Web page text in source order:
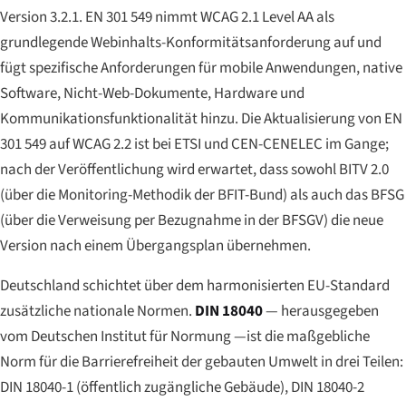
Version 3.2.1. EN 301 549 nimmt WCAG 2.1 Level AA als
grundlegende Webinhalts-Konformitätsanforderung auf und
fügt spezifische Anforderungen für mobile Anwendungen, native
Software, Nicht-Web-Dokumente, Hardware und
Kommunikationsfunktionalität hinzu. Die Aktualisierung von EN
301 549 auf WCAG 2.2 ist bei ETSI und CEN-CENELEC im Gange;
nach der Veröffentlichung wird erwartet, dass sowohl BITV 2.0
(über die Monitoring-Methodik der BFIT-Bund) als auch das BFSG
(über die Verweisung per Bezugnahme in der BFSGV) die neue
Version nach einem Übergangsplan übernehmen.
Deutschland schichtet über dem harmonisierten EU-Standard
zusätzliche nationale Normen. DIN 18040— herausgegeben
vom Deutschen Institut für Normung —ist die maßgebliche
Norm für die Barrierefreiheit der gebauten Umwelt in drei Teilen:
DIN 18040-1 (öffentlich zugängliche Gebäude), DIN 18040-2